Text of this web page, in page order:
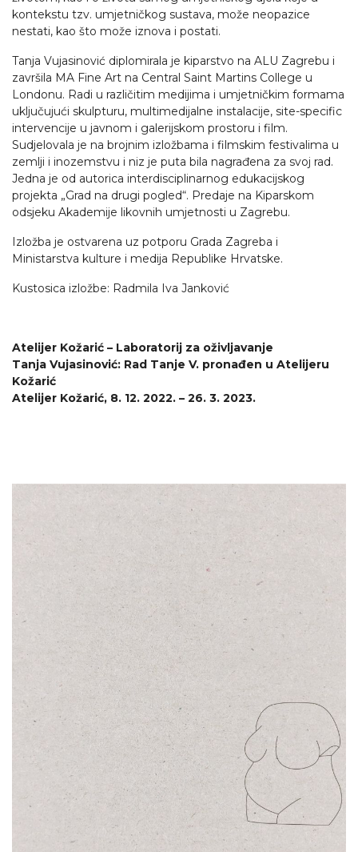
kontekstu tzv. umjetničkog sustava, može neopazice
nestati, kao što može iznova i postati.
Tanja Vujasinović diplomirala je kiparstvo na ALU Zagrebu i
završila MA Fine Art na Central Saint Martins College u
Londonu. Radi u različitim medijima i umjetničkim formama
uključujući skulpturu, multimedijalne instalacije, site-specific
intervencije u javnom i galerijskom prostoru i film.
Sudjelovala je na brojnim izložbama i filmskim festivalima u
zemlji i inozemstvu i niz je puta bila nagrađena za svoj rad.
Jedna je od autorica interdisciplinarnog edukacijskog
projekta „Grad na drugi pogled“. Predaje na Kiparskom
odsjeku Akademije likovnih umjetnosti u Zagrebu.
Izložba je ostvarena uz potporu Grada Zagreba i
Ministarstva kulture i medija Republike Hrvatske.
Kustosica izložbe: Radmila Iva Janković
Atelijer Kožarić – Laboratorij za oživljavanje
Tanja Vujasinović: Rad Tanje V. pronađen u Atelijeru
Kožarić
Atelijer Kožarić, 8. 12. 2022. – 26. 3. 2023.